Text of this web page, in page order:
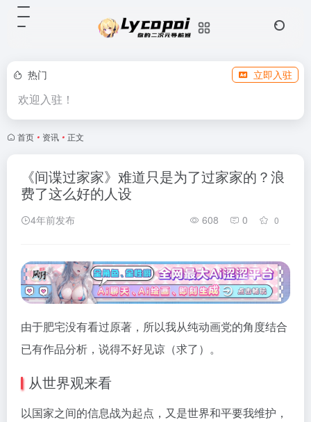
热门 立即入驻
欢迎入驻！
首页 • 资讯 • 正文
《间谍过家家》难道只是为了过家家的？浪
费了这么好的人设
4年前发布 608 0 0
由于肥宅没有看过原著，所以我从纯动画党的角度结合
已有作品分析，说得不好见谅（求了）。
从世界观来看
以国家之间的信息战为起点，又是世界和平要我维护，